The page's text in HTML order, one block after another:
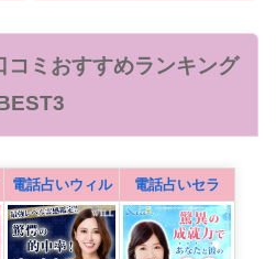
コミおすすめランキング
電話占いウィル 電話占いセラ